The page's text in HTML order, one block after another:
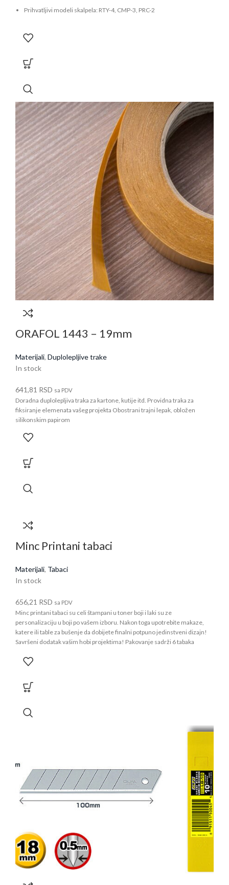
Prihvatljivi modeli skalpela: RTY-4, CMP-3, PRC-2
ORAFOL 1443 – 19mm
Materijali, Duplolepljive trake
In stock
641,81 RSD sa PDV
Doradna duplolepljiva traka za kartone, kutije itd. Providna traka za
fiksiranje elemenata vašeg projekta Obostrani trajni lepak, obložen
silikonskim papirom
Minc Printani tabaci
Materijali, Tabaci
In stock
656,21 RSD sa PDV
Minc printani tabaci su celi štampani u toner boji i laki su ze
personalizaciju u boji po vašem izboru. Nakon toga upotrebite makaze,
katere ili table za bušenje da dobijete finalni potpuno jedinstveni dizajn!
Savršeni dodatak vašim hobi projektima! Pakovanje sadrži 6 tabaka